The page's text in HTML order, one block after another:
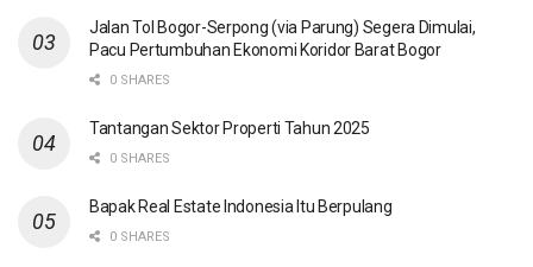
Jalan Tol Bogor-Serpong (via Parung) Segera Dimulai,
Pacu Pertumbuhan Ekonomi Koridor Barat Bogor
0 SHARES
Tantangan Sektor Properti Tahun 2025
0 SHARES
Bapak Real Estate Indonesia Itu Berpulang
0 SHARES